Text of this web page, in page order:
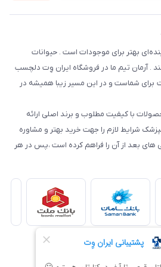
بهتر برای موجودات است . حیوانات
. آرمان تیم ما در فروشگاه ایران وِت دلچسب
برای شماست و در این مسیر زیبا همیشه در
با کیفیت مطلوب و برند اصلی ارائه
شرایط لازم را جهت خرید بهتر و مشاوره
های بعد از آن را فراهم کرده است ،پس در هر